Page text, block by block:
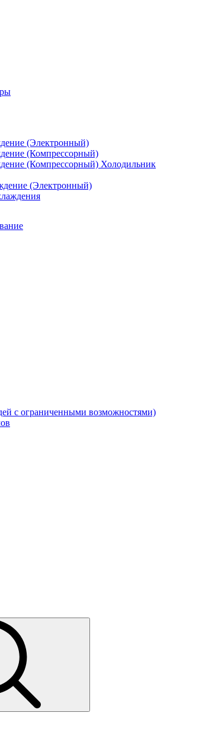
(Электронный)
(Компрессорный)
(Компрессорный) Холодильник
(Электронный)
с ограниченными возможностями)